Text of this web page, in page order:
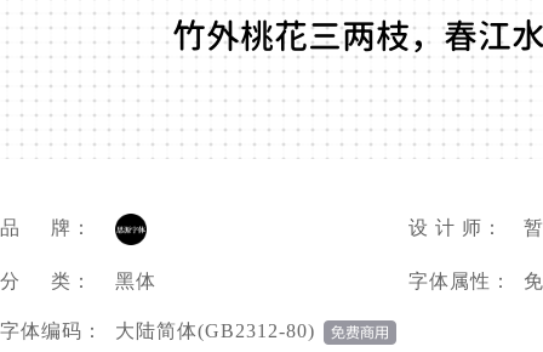
竹外桃花三两枝，春江
品 牌： 设 计 师：
分 类： 黑体 字体属性：
字体编码： 大陆简体(GB2312-80)